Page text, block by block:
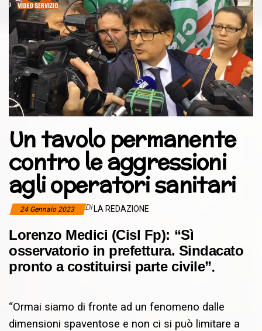
Un tavolo permanente
contro le aggressioni
agli operatori sanitari
24 Gennaio 2023 Di LA REDAZIONE
Lorenzo Medici (Cisl Fp): “Sì
osservatorio in prefettura. Sindacato
pronto a costituirsi parte civile”.
“Ormai siamo di fronte ad un fenomeno dalle
dimensioni spaventose e non ci si può limitare a